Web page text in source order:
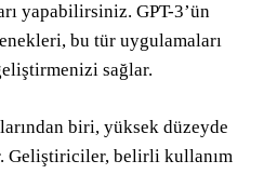
yapabilirsiniz. GPT-3’ün
bu tür uygulamaları
sağlar.
biri, yüksek düzeyde
Geliştiriciler, belirli kullanım